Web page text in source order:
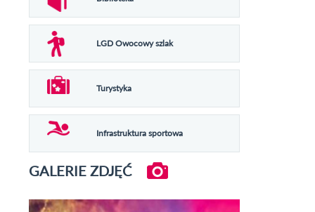
LGD Owocowy szlak
Turystyka
Infrastruktura sportowa
GALERIE ZDJĘĆ